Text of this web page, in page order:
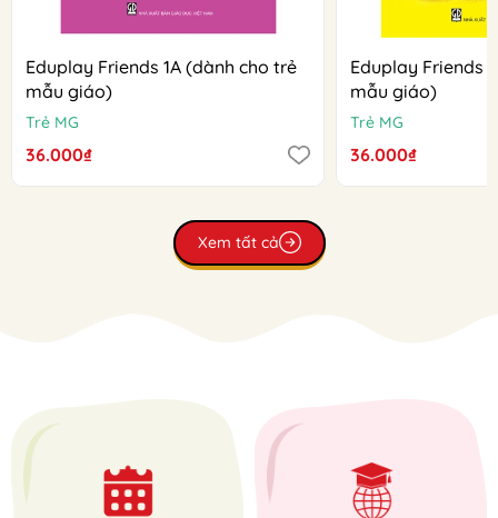
Eduplay Friends 1A (dành cho trẻ
mẫu giáo)
Trẻ MG
36.000₫
Eduplay Friends
mẫu giáo)
Trẻ MG
36.000₫
Xem tất cả